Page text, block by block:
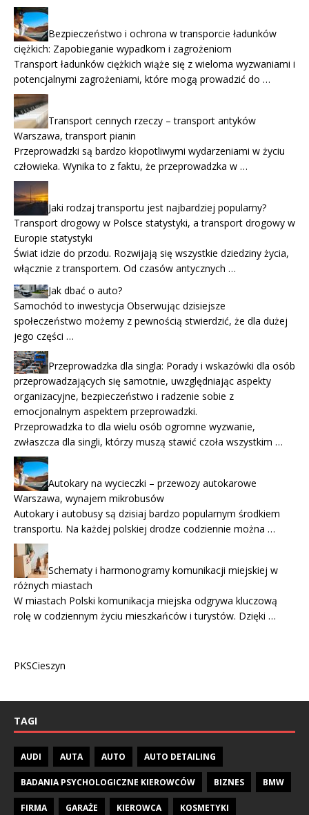
Bezpieczeństwo i ochrona w transporcie ładunków
ciężkich: Zapobieganie wypadkom i zagrożeniom
Transport ładunków ciężkich wiąże się z wieloma wyzwaniami i
potencjalnymi zagrożeniami, które mogą prowadzić do …
Transport cennych rzeczy – transport antyków
Warszawa, transport pianin
Przeprowadzki są bardzo kłopotliwymi wydarzeniami w życiu
człowieka. Wynika to z faktu, że przeprowadzka w …
Jaki rodzaj transportu jest najbardziej popularny?
Transport drogowy w Polsce statystyki, a transport drogowy w
Europie statystyki
Świat idzie do przodu. Rozwijają się wszystkie dziedziny życia,
włącznie z transportem. Od czasów antycznych …
Jak dbać o auto?
Samochód to inwestycja Obserwując dzisiejsze
społeczeństwo możemy z pewnością stwierdzić, że dla dużej
jego części …
Przeprowadzka dla singla: Porady i wskazówki dla osób
przeprowadzających się samotnie, uwzględniając aspekty
organizacyjne, bezpieczeństwo i radzenie sobie z
emocjonalnym aspektem przeprowadzki.
Przeprowadzka to dla wielu osób ogromne wyzwanie,
zwłaszcza dla singli, którzy muszą stawić czoła wszystkim …
Autokary na wycieczki – przewozy autokarowe
Warszawa, wynajem mikrobusów
Autokary i autobusy są dzisiaj bardzo popularnym środkiem
transportu. Na każdej polskiej drodze codziennie można …
Schematy i harmonogramy komunikacji miejskiej w
różnych miastach
W miastach Polski komunikacja miejska odgrywa kluczową
rolę w codziennym życiu mieszkańców i turystów. Dzięki …
PKSCieszyn
TAGI
AUDI AUTA AUTO AUTO DETAILING
BADANIA PSYCHOLOGICZNE KIEROWCÓW BIZNES BMW
FIRMA GARAŻE KIEROWCA KOSMETYKI